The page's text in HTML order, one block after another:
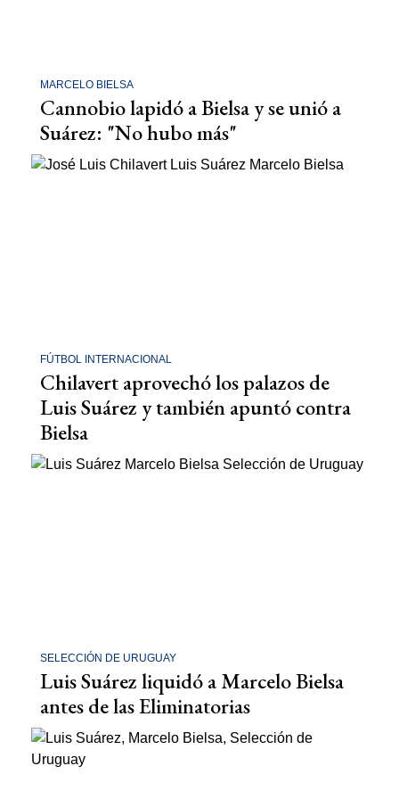
MARCELO BIELSA
Cannobio lapidó a Bielsa y se unió a
Suárez: "No hubo más"
FÚTBOL INTERNACIONAL
Chilavert aprovechó los palazos de
Luis Suárez y también apuntó contra
Bielsa
SELECCIÓN DE URUGUAY
Luis Suárez liquidó a Marcelo Bielsa
antes de las Eliminatorias